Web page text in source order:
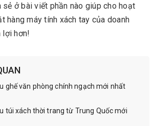
sẻ ở bài viết phần nào giúp cho hoạt
hàng máy tính xách tay của doanh
lợi hơn!
ghế văn phòng chính ngạch mới nhất
túi xách thời trang từ Trung Quốc mới